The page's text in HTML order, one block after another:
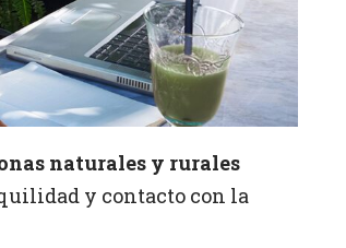
naturales y rurales
y contacto con la